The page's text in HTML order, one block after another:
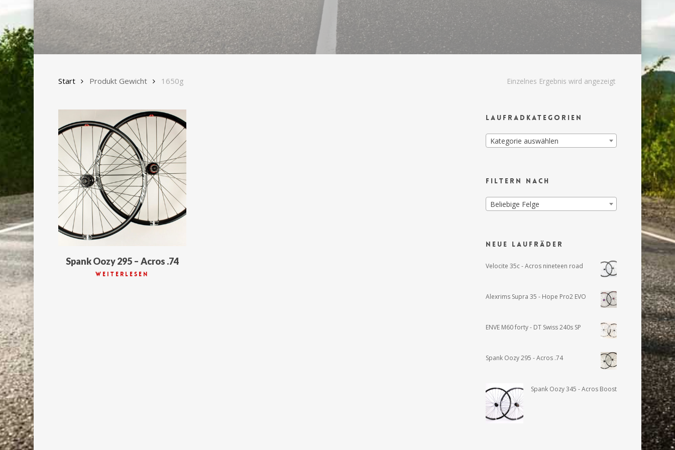
Einzelnes Ergebnis wird angezeigt
Start Produkt Gewicht 1650g
Spank Oozy 295 – Acros .74
Weiterlesen
Laufradkategorien
Kategorie auswählen
Filtern nach
Beliebige Felge
Neue Laufräder
Velocite 35c - Acros nineteen road
Alexrims Supra 35 - Hope Pro2 EVO
ENVE M60 forty - DT Swiss 240s SP
Spank Oozy 295 - Acros .74
Spank Oozy 345 - Acros Boost